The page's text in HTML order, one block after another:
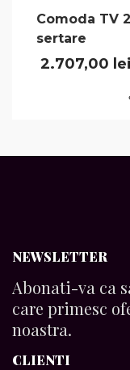
Comoda TV 2
sertare
2.707,00 lei
NEWSLETTER
Abonati-va ca
care primesc
noastra.
CLIENTI